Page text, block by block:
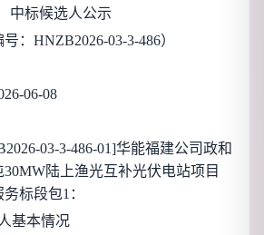
中标候选人公示
： HNZB2026-03-3-486）
06-08
03-3-486-01]华能福建公司政和
陆上渔光互补光伏电站项目
标段包1 ：
基本情况